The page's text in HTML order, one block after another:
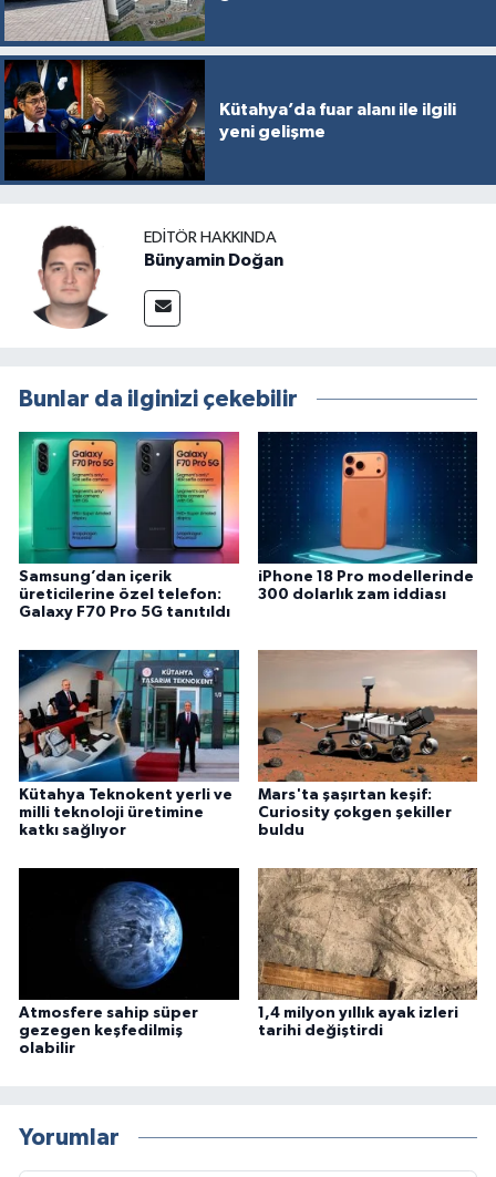
Kütahya’da fuar alanı ile ilgili
yeni gelişme
EDITÖR HAKKINDA
Bünyamin Doğan
Bunlar da ilginizi çekebilir
Samsung’dan içerik
üreticilerine özel telefon:
Galaxy F70 Pro 5G tanıtıldı
iPhone 18 Pro modellerinde
300 dolarlık zam iddiası
Kütahya Teknokent yerli ve
milli teknoloji üretimine
katkı sağlıyor
Mars'ta şaşırtan keşif:
Curiosity çokgen şekiller
buldu
Atmosfere sahip süper
gezegen keşfedilmiş
olabilir
1,4 milyon yıllık ayak izleri
tarihi değiştirdi
Yorumlar